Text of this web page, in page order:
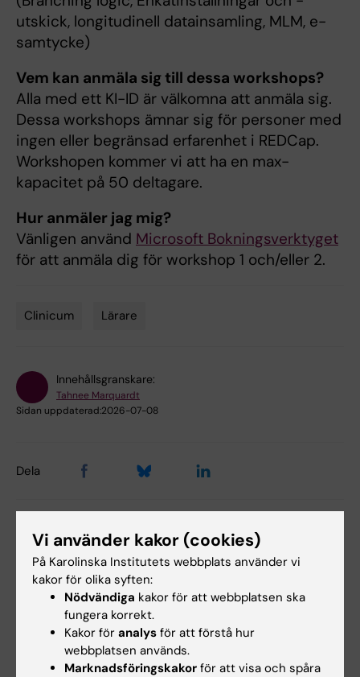
utskick, longitudinell datainsamling, MLM, e-
samtycke)
Vem kan anmäla sig till dessa workshops?
Alla med ett KI-ID är välkomna att anmäla sig.
Dessa workshops ämnar sig för personer med
ingen eller begränsad erfarenhet i REDCap.
Workshopen kommer vi att ha en max-
kapacitet på 50 deltagare.
Hur anmäler jag mig?
Vänligen använd Microsoft Bokningsverktyget
för att anmäla dig för workshop 1 och/eller 2.
Clinicum Lärare
Innehållsgranskare:
Tahnee Marquardt
Sidan uppdaterad:2026-07-08
Dela
Relaterade events
Vi använder kakor (cookies)
På Karolinska Institutets webbplats använder vi
kakor för olika syften:
Nödvändiga kakor för att webbplatsen ska
fungera korrekt.
Kakor för analys för att förstå hur
webbplatsen används.
Marknadsföringskakor för att visa och spåra